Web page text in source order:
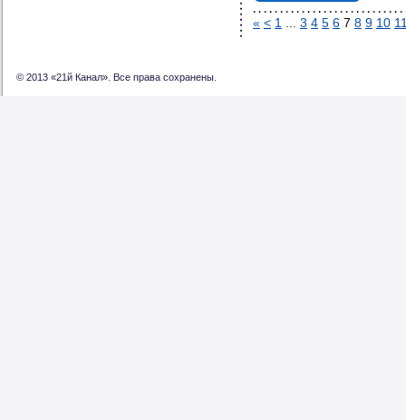
« < 1 3 4 5 6 7 8 9 10
© 2013 «21й Канал». Все права сохранены.